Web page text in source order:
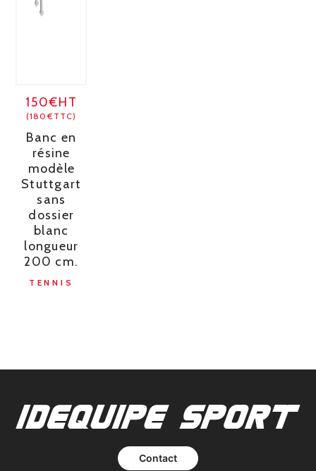
150€HT
(180€TTC)
Banc en
résine
modèle
Stuttgart
sans
dossier
blanc
longueur
200 cm.
TENNIS
Contact